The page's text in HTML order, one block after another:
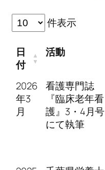
件表示
日
付
活動
2026
年3
月
看護専門誌
『臨床老年看
護』3・4月号
にて執筆